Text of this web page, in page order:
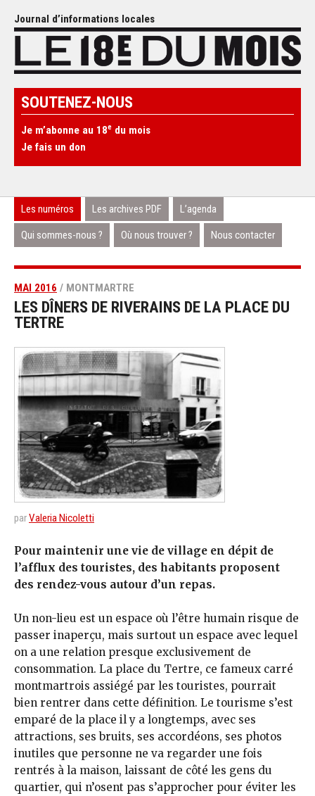
Journal d’informations locales
SOUTENEZ-NOUS
Je m’abonne au 18e du mois
Je fais un don
Les numéros Les archives PDF L’agenda
Qui sommes-nous ? Où nous trouver ? Nous contacter
MAI 2016 / MONTMARTRE
LES DÎNERS DE RIVERAINS DE LA PLACE DU
TERTRE
parValeria Nicoletti
Pour maintenir une vie de village en dépit de
l’afflux des touristes, des habitants proposent
des rendez-vous autour d’un repas.
Un non-lieu est un espace où l’être humain risque de
passer inaperçu, mais surtout un espace avec lequel
on a une relation presque exclusivement de
consommation. La place du Tertre, ce fameux carré
montmartrois assiégé par les touristes, pourrait
bien rentrer dans cette définition. Le tourisme s’est
emparé de la place il y a longtemps, avec ses
attractions, ses bruits, ses accordéons, ses photos
inutiles que personne ne va regarder une fois
rentrés à la maison, laissant de côté les gens du
quartier, qui n’osent pas s’approcher pour éviter les